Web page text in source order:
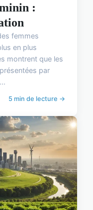
:
femmes
en plus
montrent que les
par
5 min de lecture →